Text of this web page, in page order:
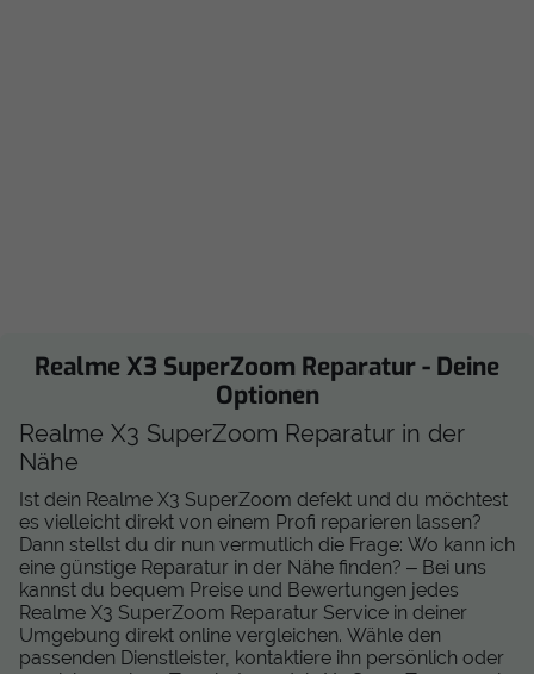
Realme X3 SuperZoom Reparatur - Deine
Optionen
Realme X3 SuperZoom Reparatur in der
Nähe
Ist dein Realme X3 SuperZoom defekt und du möchtest
es vielleicht direkt von einem Profi reparieren lassen?
Dann stellst du dir nun vermutlich die Frage: Wo kann ich
eine günstige Reparatur in der Nähe finden? – Bei uns
kannst du bequem Preise und Bewertungen jedes
Realme X3 SuperZoom Reparatur Service in deiner
Umgebung direkt online vergleichen. Wähle den
passenden Dienstleister, kontaktiere ihn persönlich oder